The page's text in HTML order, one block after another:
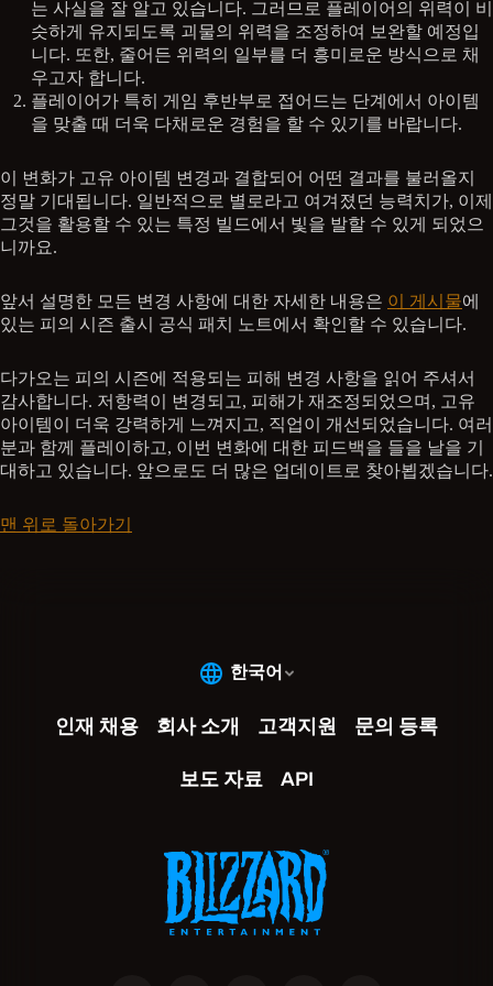
는 사실을 잘 알고 있습니다. 그러므로 플레이어의 위력이 비
슷하게 유지되도록 괴물의 위력을 조정하여 보완할 예정입
니다. 또한, 줄어든 위력의 일부를 더 흥미로운 방식으로 채
우고자 합니다.
플레이어가 특히 게임 후반부로 접어드는 단계에서 아이템
을 맞출 때 더욱 다채로운 경험을 할 수 있기를 바랍니다.
이 변화가 고유 아이템 변경과 결합되어 어떤 결과를 불러올지
정말 기대됩니다. 일반적으로 별로라고 여겨졌던 능력치가, 이제
그것을 활용할 수 있는 특정 빌드에서 빛을 발할 수 있게 되었으
니까요.
앞서 설명한 모든 변경 사항에 대한 자세한 내용은 이 게시물에
있는 피의 시즌 출시 공식 패치 노트에서 확인할 수 있습니다.
다가오는 피의 시즌에 적용되는 피해 변경 사항을 읽어 주셔서
감사합니다. 저항력이 변경되고, 피해가 재조정되었으며, 고유
아이템이 더욱 강력하게 느껴지고, 직업이 개선되었습니다. 여러
분과 함께 플레이하고, 이번 변화에 대한 피드백을 들을 날을 기
대하고 있습니다. 앞으로도 더 많은 업데이트로 찾아뵙겠습니다.
맨 위로 돌아가기